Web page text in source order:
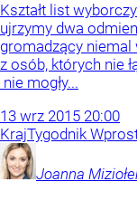
Kształt list
ujrzymy dwa
gromadzący niemal
z osób, których nie
nie mogły...
13 wrz 2015 20:00
KrajTygodnik
Joanna